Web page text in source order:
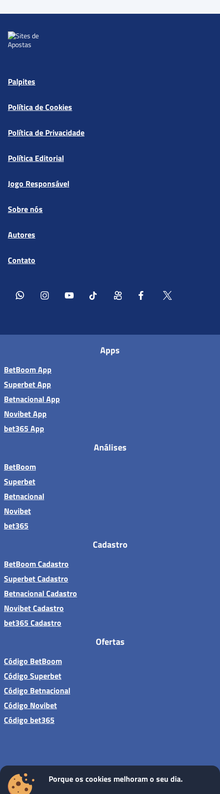
Palpites
Política de Cookies
Política de Privacidade
Política Editorial
Jogo Responsável
Sobre nós
Autores
Contato
Apps
BetBoom App
Superbet App
Betnacional App
Novibet App
bet365 App
Análises
BetBoom
Superbet
Betnacional
Novibet
bet365
Cadastro
BetBoom Cadastro
Superbet Cadastro
Betnacional Cadastro
Novibet Cadastro
bet365 Cadastro
Ofertas
Código BetBoom
Código Superbet
Código Betnacional
Código Novibet
Código bet365
Sites de apostas - Todos os direitos reservados
Porque os cookies melhoram o seu dia.